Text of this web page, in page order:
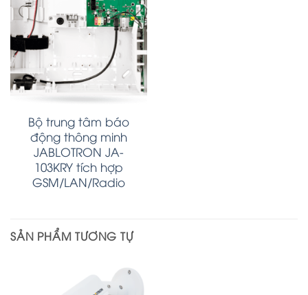
Bộ trung tâm báo
động thông minh
JABLOTRON JA-
103KRY tích hợp
GSM/LAN/Radio
SẢN PHẨM TƯƠNG TỰ